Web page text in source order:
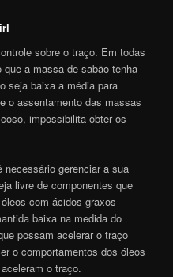
sobre o traço. Em todas
a massa de sabão tenha
seja baixa a média para
o assentamento das massas
impossibilita obter os
necessário gerenciar a sua
livre de componentes que
com ácidos graxos
baixa na medida do
possam acelerar o traço
o comportamentos dos óleos
o traço.